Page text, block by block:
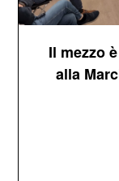
Il mezzo
alla